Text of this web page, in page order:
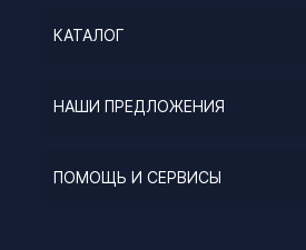
КАТАЛОГ
НАШИ ПРЕДЛОЖЕНИЯ
ПОМОЩЬ И СЕРВИСЫ